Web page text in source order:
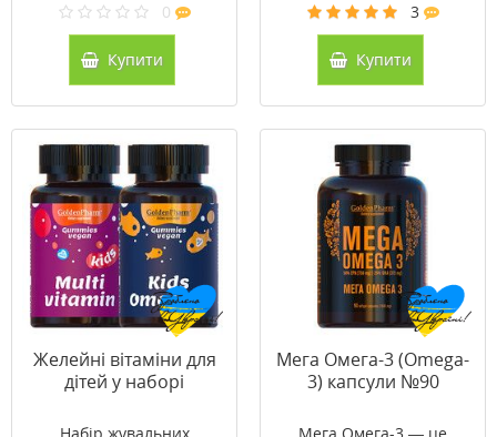
0
Купити
3
Купити
Желейні вітаміни для
дітей у наборі
Мега Омега-3 (Omega-
3) капсули №90